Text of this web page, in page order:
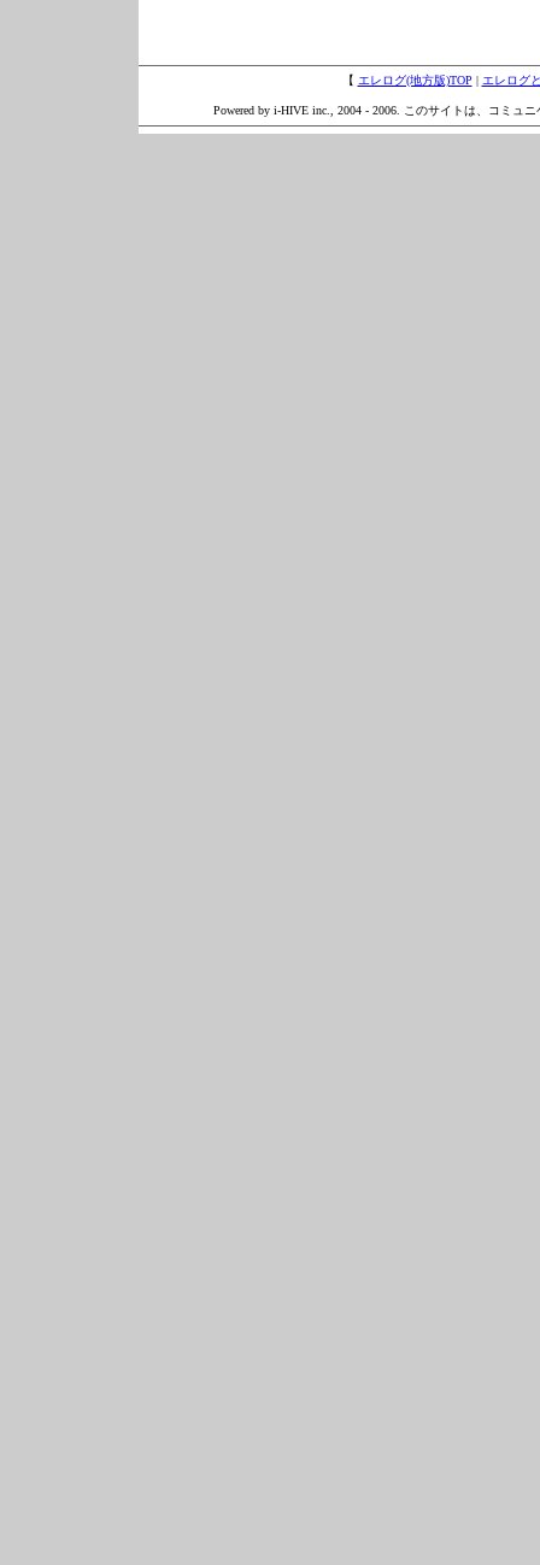
【 エレログ(地方版)TOP | エレログ
Powered by i-HIVE inc., 2004 - 2006. このサイトは、コミュ